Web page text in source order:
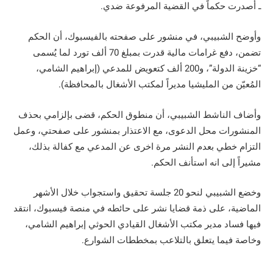
ـ أصدرت حكماً في القضية المرفوعة ضدي.
وأوضح الشبيبي، في منشور على صفحته بالفيسبوك، أن الحكم
تضمن، دفع غرامات مالية قدرت بمبلغ 70 ألف تورد لما يُسمى
“خزينة الدولة”، و200 ألف كتعويض للمدعي (إبراهيم الشامي،
المُعيّن من المليشيا مديراً لمكتب الأشغال بالمحافظة).
وأضاف الناشط الشبيبي، أن منطوق الحكم، قضى بإلزامي بحذف
المنشورات محل الدعوى، مع الاعتذار بمنشور على صفحتي، وعمل
التزام خطي بعدم النشر مرة اخرى عن المدعي مع كفالة بذلك،
مشيراً إلى انه استأنف الحكم.
وخضع الشبيبي لنحو 20 جلسة تحقيق واستجواب خلال الأشهر
الماضية، على ذمة قضايا نشر على حائطه في منصة فيسبوك، انتقد
فيها فساد مدير مكتب الأشغال القيادي الحوثي إبراهيم الشامي،
وخاصة فيما يتعلق بالتلاعب بمخططات الشوارع.